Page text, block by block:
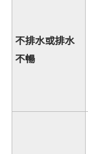
不排水或排水
不暢